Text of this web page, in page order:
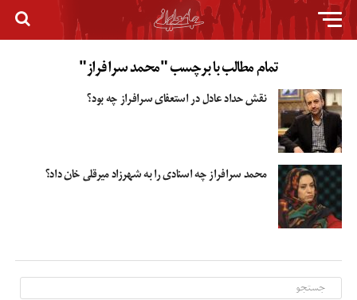
تمام مطالب با برچسب "محمد سرافراز"
نقش حداد عادل در استعفای سرافراز چه بود؟
محمد سرافراز چه اسنادی را به شهرزاد میرقلی خان داد؟